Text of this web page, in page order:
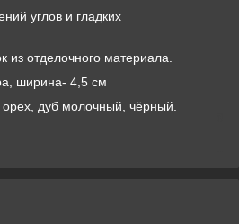
углов и гладких
из отделочного материала.
ширина- 4,5 см
дуб молочный, чёрный.